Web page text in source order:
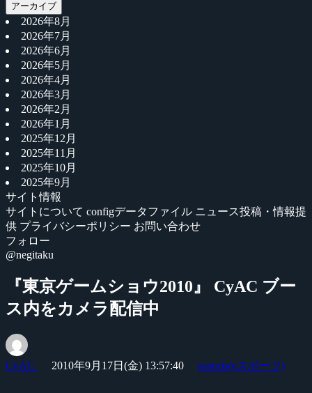
アーカイブ
2026年8月
2026年7月
2026年6月
2026年5月
2026年4月
2026年3月
2026年2月
2026年1月
2025年12月
2025年11月
2025年10月
2025年9月
サイト情報
サイトについて configデータファイル ニュース投稿・情報提
供 プライバシーポリシー お問い合わせ
フォロー
@negitaku
『東京ゲームショウ2010』 CyAC ブー
ス内をカメラ配信中
CyAC 2010年9月17日(金) 13:57:40 esports(eスポーツ)